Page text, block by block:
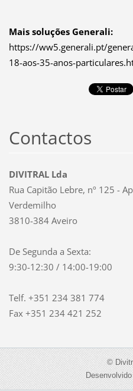
Mais soluções Generali:
https://ww5.generali.pt/
18-aos-35-anos-
Contactos
DIVITRAL Lda
Rua Capitão Lebre, nº 125 -
Verdemilho
3810-384 Aveiro
De Segunda a Sexta:
9:30-12:30 / 14:00-19:00
Telf. +351 234 381 774
Fax +351 234 421 252
©